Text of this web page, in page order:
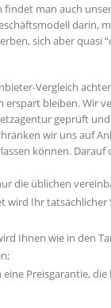
findet man auch
darin,
sich aber quasi
Vergleich
erspart bleiben. Wir
geprüft
wir uns auf
können. Darauf
die üblichen
wird Ihr
Ihnen wie in den
eine Preisgarantie,